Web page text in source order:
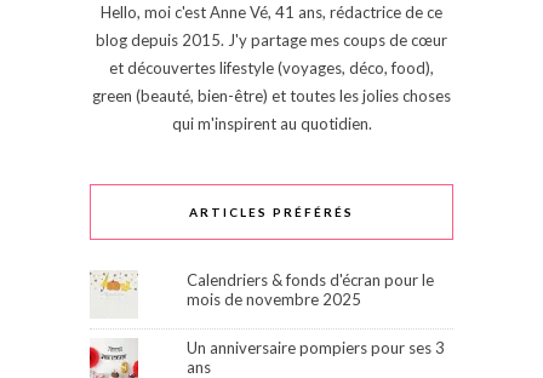
Hello, moi c'est Anne Vé, 41 ans, rédactrice de ce
blog depuis 2015. J'y partage mes coups de cœur
et découvertes lifestyle (voyages, déco, food),
green (beauté, bien-être) et toutes les jolies choses
qui m'inspirent au quotidien.
ARTICLES PRÉFÉRÉS
Calendriers & fonds d'écran pour le
mois de novembre 2025
Un anniversaire pompiers pour ses 3
ans